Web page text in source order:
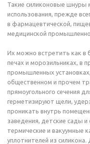
Такие силиконовые шнуры
использования, прежде
в фармацевтической,
медицинской
Их можно встретить как в
печах и морозильниках, в
промышленных
общественном и прочем
прямоугольного сечения
герметизируют щели,
проникать внутрь
заведения, детские сады
термические и вакуумные
уплотнителей из